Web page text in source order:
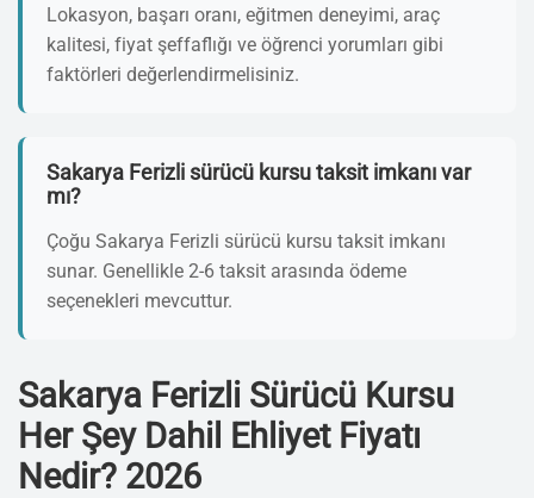
Lokasyon, başarı oranı, eğitmen deneyimi, araç
kalitesi, fiyat şeffaflığı ve öğrenci yorumları gibi
faktörleri değerlendirmelisiniz.
Sakarya Ferizli sürücü kursu taksit imkanı var
mı?
Çoğu Sakarya Ferizli sürücü kursu taksit imkanı
sunar. Genellikle 2-6 taksit arasında ödeme
seçenekleri mevcuttur.
Sakarya Ferizli Sürücü Kursu
Her Şey Dahil Ehliyet Fiyatı
Nedir? 2026